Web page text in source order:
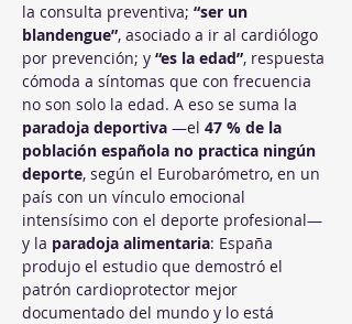
la consulta preventiva; “ser un
blandengue”, asociado a ir al cardiólogo
por prevención; y “es la edad”, respuesta
cómoda a síntomas que con frecuencia
no son solo la edad. A eso se suma la
paradoja deportiva —el 47 % de la
población española no practica ningún
deporte, según el Eurobarómetro, en un
país con un vínculo emocional
intensísimo con el deporte profesional—
y la paradoja alimentaria: España
produjo el estudio que demostró el
patrón cardioprotector mejor
documentado del mundo y lo está